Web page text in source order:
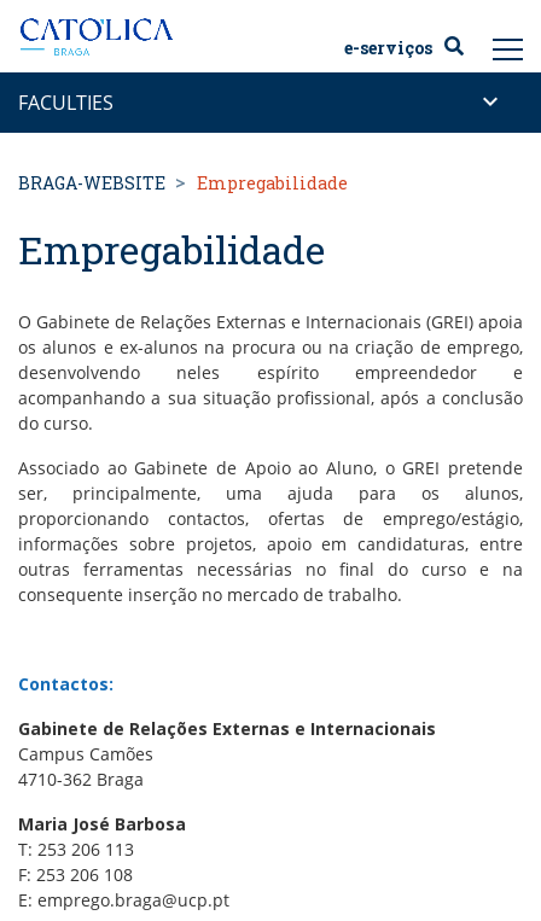
FACULTIES keyboard_arrow_down
e-serviços
BRAGA-WEBSITE Empregabilidade
Empregabilidade
O Gabinete de Relações Externas e Internacionais (GREI) apoia
os alunos e ex-alunos na procura ou na criação de emprego,
desenvolvendo neles espírito empreendedor e
acompanhando a sua situação profissional, após a conclusão
do curso.
Associado ao Gabinete de Apoio ao Aluno, o GREI pretende
ser, principalmente, uma ajuda para os alunos,
proporcionando contactos, ofertas de emprego/estágio,
informações sobre projetos, apoio em candidaturas, entre
outras ferramentas necessárias no final do curso e na
consequente inserção no mercado de trabalho.
Contactos:
Gabinete de Relações Externas e Internacionais
Campus Camões
4710-362 Braga
Maria José Barbosa
T: 253 206 113
F: 253 206 108
E: emprego.braga@ucp.pt